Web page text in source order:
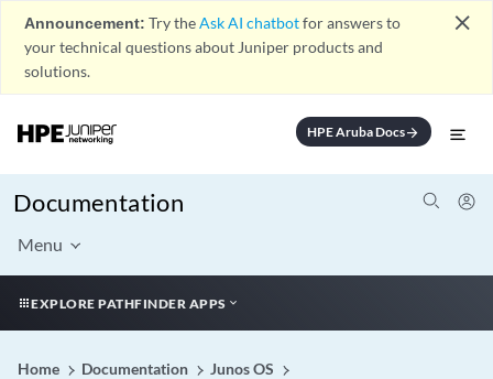
Announcement: Try theAsk AI chatbotfor answers to
your technical questions about Juniper products and
solutions.
close
HPE Aruba Docsarrow_forward
Documentation
Menu
EXPLORE PATHFINDER APPS
Home Documentation
Junos OS